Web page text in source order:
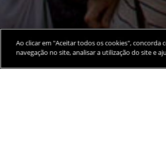
Ao clicar em "Aceitar todos os cookies",
navegação no site, analisar a utilização do site e